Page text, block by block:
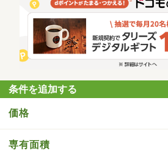
条件を追加する
価格
専有面積